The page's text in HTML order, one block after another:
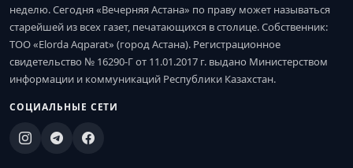
неделю. Сегодня «Вечерняя Астана» по праву может называться
старейшей из всех газет, печатающихся в столице. Собственник:
ТОО «Elorda Aqparat» (город Астана). Регистрационное
свидетельство № 16290-Г от 11.01.2017 г. выдано Министерством
информации и коммуникаций Республики Казахстан.
СОЦИАЛЬНЫЕ СЕТИ